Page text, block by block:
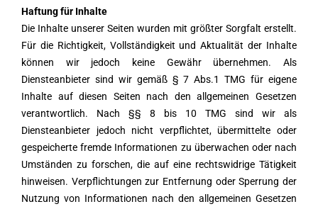
Haftung für Inhalte
Die Inhalte unserer Seiten wurden mit größter Sorgfalt erstellt.
Für die Richtigkeit, Vollständigkeit und Aktualität der Inhalte
können wir jedoch keine Gewähr übernehmen. Als
Diensteanbieter sind wir gemäß § 7 Abs.1 TMG für eigene
Inhalte auf diesen Seiten nach den allgemeinen Gesetzen
verantwortlich. Nach §§ 8 bis 10 TMG sind wir als
Diensteanbieter jedoch nicht verpflichtet, übermittelte oder
gespeicherte fremde Informationen zu überwachen oder nach
Umständen zu forschen, die auf eine rechtswidrige Tätigkeit
hinweisen. Verpflichtungen zur Entfernung oder Sperrung der
Nutzung von Informationen nach den allgemeinen Gesetzen